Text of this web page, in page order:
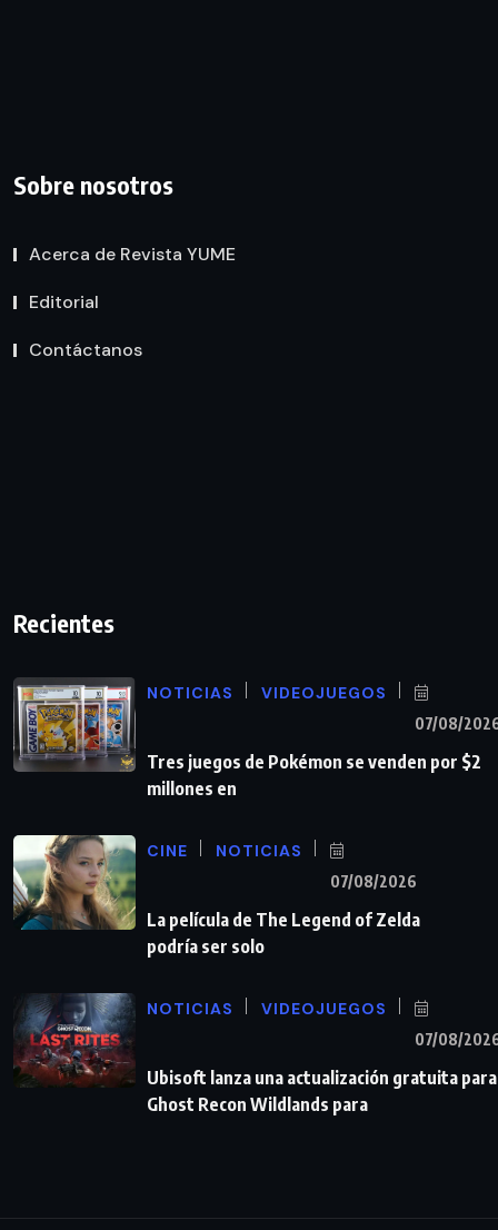
Sobre nosotros
Acerca de Revista YUME
Editorial
Contáctanos
Recientes
NOTICIAS VIDEOJUEGOS
07/08/
Tres juegos de Pokémon se venden por $2
millones en
CINE NOTICIAS
07/08/2026
La película de The Legend of Zelda
podría ser solo
NOTICIAS VIDEOJUEGOS
07/08/
Ubisoft lanza una actualización gratuita para
Ghost Recon Wildlands para